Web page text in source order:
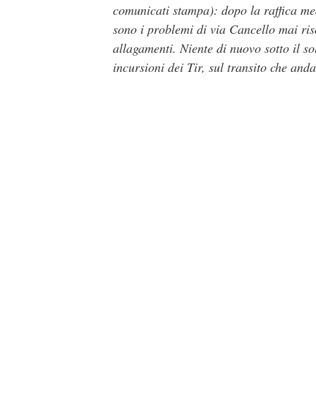
comunicati stampa): dopo la raffica
sono i problemi di via Cancello mai
allagamenti. Niente di nuovo sotto il
incursioni dei Tir, sul transito che